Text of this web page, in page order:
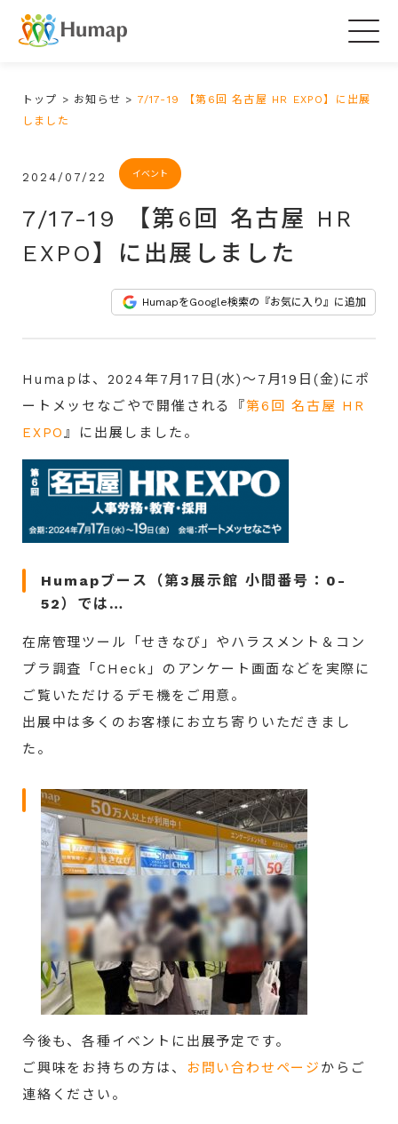
トップ > お知らせ > 7/17-19 【第6回 名古屋 HR EXPO】に出展
しました
2024/07/22 イベント
7/17-19 【第6回 名古屋 HR
EXPO】に出展しました
HumapをGoogle検索の『お気に入り』に追加
Humapは、2024年7月17日(水)～7月19日(金)にポ
ートメッセなごやで開催される『第6回 名古屋 HR
EXPO』に 出展しました。
Humapブース（第3展示館 小間番号：0-
52）では…
在席管理ツール「せきなび」やハラスメント＆コン
プラ調査「CHeck」のアンケート画面などを実際に
ご覧いただけるデモ機をご用意。
出展中は多くのお客様にお立ち寄りいただきまし
た。
今後も、各種イベントに出展予定です。
ご興味をお持ちの方は、
お問い合わせページ からご
連絡ください。